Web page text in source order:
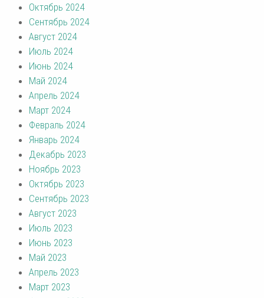
Октябрь 2024
Сентябрь 2024
Август 2024
Июль 2024
Июнь 2024
Май 2024
Апрель 2024
Март 2024
Февраль 2024
Январь 2024
Декабрь 2023
Ноябрь 2023
Октябрь 2023
Сентябрь 2023
Август 2023
Июль 2023
Июнь 2023
Май 2023
Апрель 2023
Март 2023